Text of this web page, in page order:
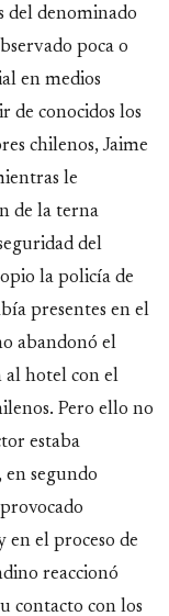
del denominado
poca o
en medios
de conocidos los
chilenos, Jaime
le
de la terna
del
la policía de
presentes en el
abandonó el
al hotel con el
Pero ello no
estaba
segundo
en el proceso de
reaccionó
contacto con los